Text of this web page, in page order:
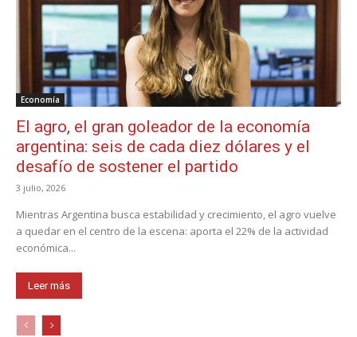
Economía
El agro, el gran goleador de la economía
argentina: seis de cada diez dólares y el
desafío de sostener el partido
3 julio, 2026
Mientras Argentina busca estabilidad y crecimiento, el agro vuelve
a quedar en el centro de la escena: aporta el 22% de la actividad
económica...
Leer más